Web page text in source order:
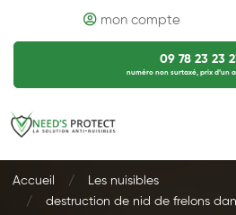
mon compte
09 78 23 23
numéro non surtaxé, prix d’un
Accueil
Les nuisibles
destruction de nid de frelons